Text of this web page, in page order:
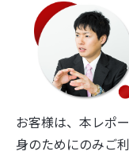
お客様は、本レポ
身のためにのみご